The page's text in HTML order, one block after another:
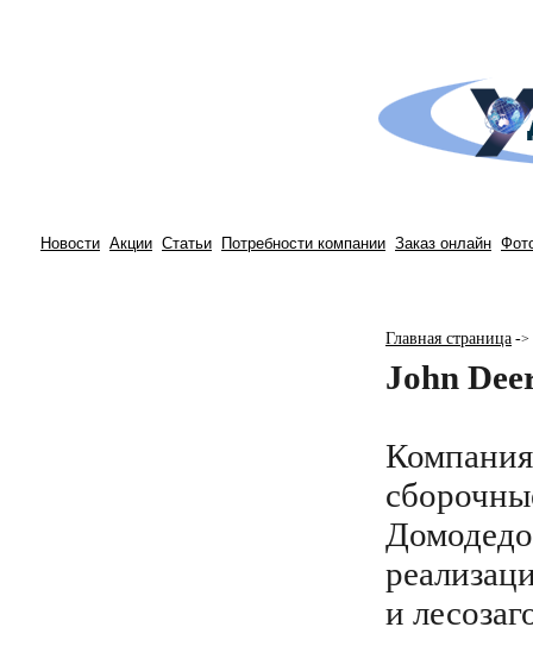
Новости Акции Статьи Потребности компании Заказ онлайн
Главная страница ->
John
Компания
и